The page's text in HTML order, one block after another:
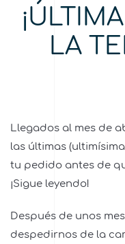
LA
Llegados al mes de
las últimas
tu pedido antes de
¡Sigue leyendo!
Después de unos
despedirnos de la